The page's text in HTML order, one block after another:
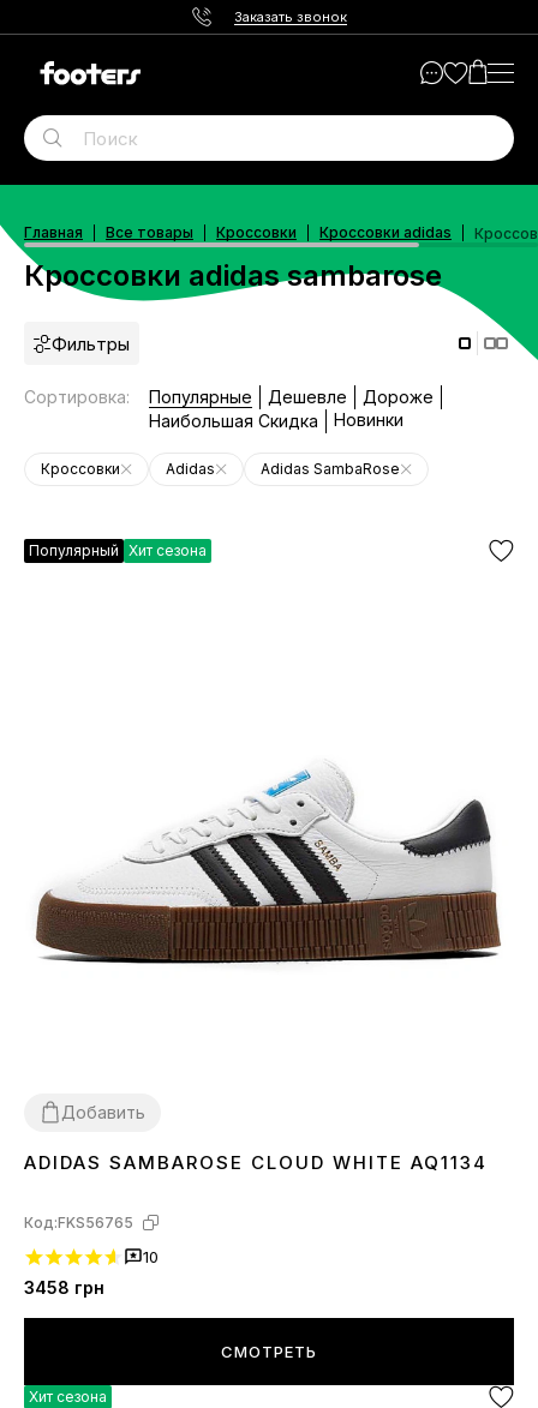
Заказать звонок
Главная Все товары Кроссовки Кроссовки adidas
Кроссовки adidas sambarose
Фильтры
Сортировка: Популярные Дешевле
Дороже
Наибольшая Скидка
Новинки
Кроссовки Adidas Adidas SambaRose
Популярный Хит сезона
Добавить
38 3940 41
ADIDAS SAMBAROSE CLOUD WHITE AQ1134
Код:FKS56765
10
3458 грн
СМОТРЕТЬ
Хит сезона